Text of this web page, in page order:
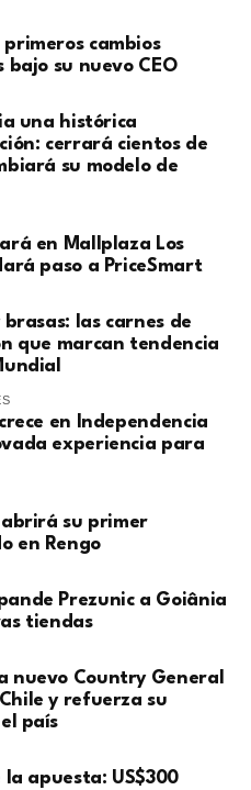
primeros cambios
su nuevo CEO
una histórica
cerrará cientos de
su modelo de
en Mallplaza Los
paso a PriceSmart
las carnes de
que marcan tendencia
en Independencia
experiencia para
su primer
en Rengo
Prezunic a Goiânia
tiendas
nuevo Country General
y refuerza su
país
apuesta: US$300